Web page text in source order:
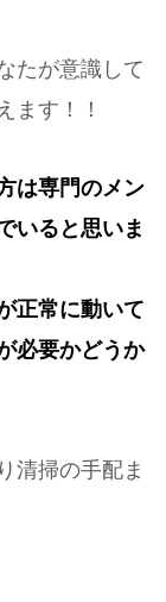
たが意識して
ます！！
は専門のメン
いると思いま
正常に動いて
必要かどうか
清掃の手配ま